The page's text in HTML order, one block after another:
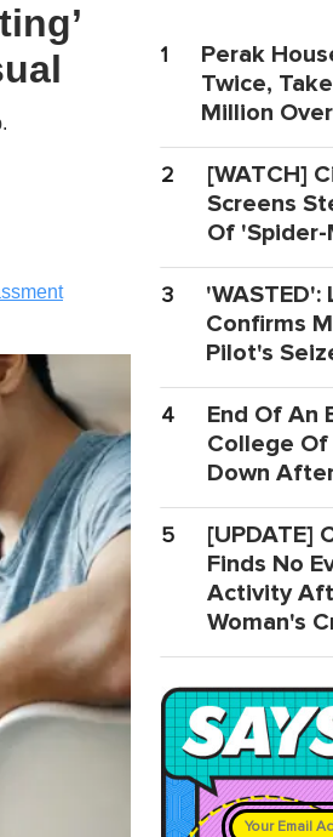
1
Perak
Twice,
Million
2
[WATCH]
Screens
Of 'Spider-
3
Confirms
Pilot's
4
End Of An
College Of
Down
5
[UPDATE]
Finds No
Activity
Woman's